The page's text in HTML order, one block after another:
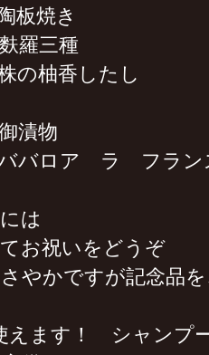
板焼き
羅三種
の柚香したし
漬物
バロア ラ フラン
は
お祝いをどうぞ
やかですが記念品
使えます！ シャン